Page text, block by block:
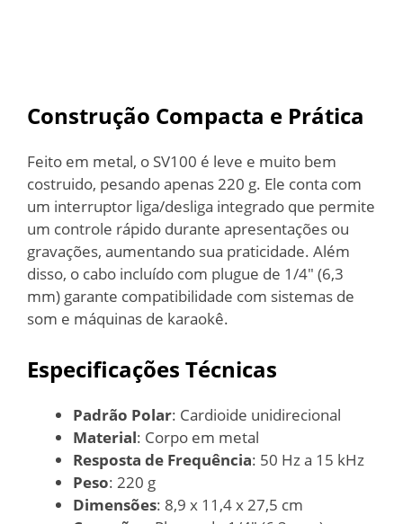
Construção Compacta e Prática
Feito em metal, o SV100 é leve e muito bem
costruido, pesando apenas 220 g. Ele conta com
um interruptor liga/desliga integrado que permite
um controle rápido durante apresentações ou
gravações, aumentando sua praticidade. Além
disso, o cabo incluído com plugue de 1/4″ (6,3
mm) garante compatibilidade com sistemas de
som e máquinas de karaokê.
Especificações Técnicas
Padrão Polar: Cardioide unidirecional
Material: Corpo em metal
Resposta de Frequência: 50 Hz a 15 kHz
Peso: 220 g
Dimensões: 8,9 x 11,4 x 27,5 cm